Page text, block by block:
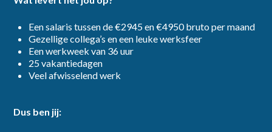
Een salaris tussen de €2945 en €4950 bruto per maand
Gezellige collega’s en een leuke werksfeer
Een werkweek van 36 uur
25 vakantiedagen
Veel afwisselend werk
Dus ben jij:
Inschrijven